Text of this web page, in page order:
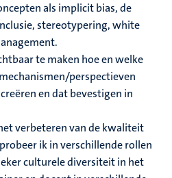
als implicit bias, de
stereotypering, white
te maken hoe en welke
perspectieven
en dat bevestigen in
verbeteren van de kwaliteit
ik in verschillende rollen
culturele diversiteit in het